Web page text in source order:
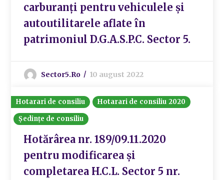
carburanți pentru vehiculele și
autoutilitarele aflate în
patrimoniul D.G.A.S.P.C. Sector 5.
Sector5.ro 10 august 2022
Hotarari de consiliu
Hotarari de consiliu 2020
Ședințe de consiliu
Hotărârea nr. 189/09.11.2020
pentru modificarea și
completarea H.C.L. Sector 5 nr.